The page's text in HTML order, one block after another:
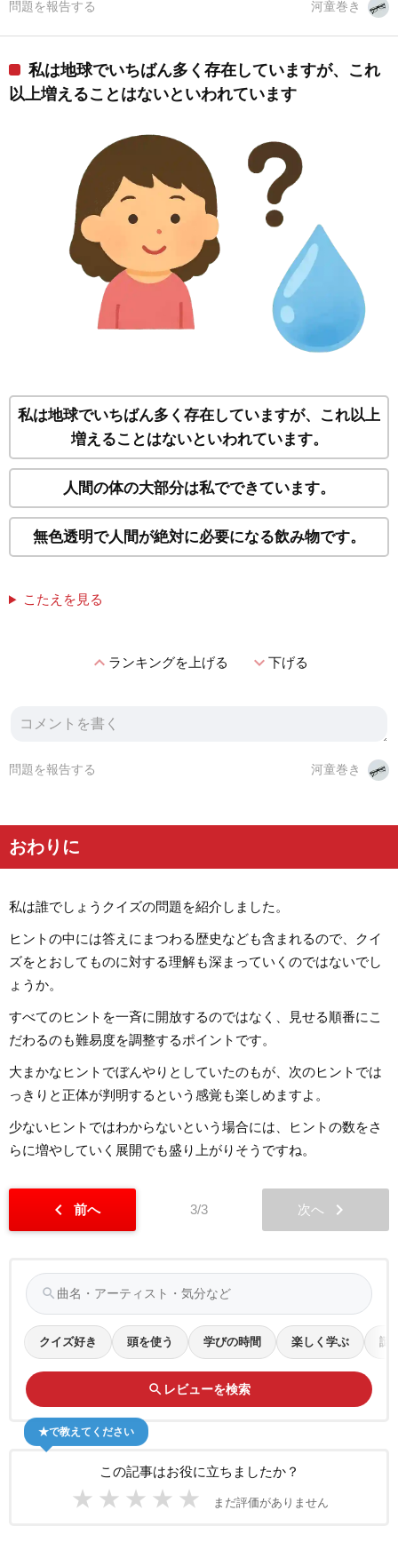
河童巻き
問題を報告する
私は地球でいちばん多く存在していますが、これ
以上増えることはないといわれています
私は地球でいちばん多く存在していますが、これ以上
増えることはないといわれています。
人間の体の大部分は私でできています。
無色透明で人間が絶対に必要になる飲み物です。
こたえを見る
expand_lessランキングを上げる expand_more下げる
河童巻き
問題を報告する
おわりに
私は誰でしょうクイズの問題を紹介しました。
ヒントの中には答えにまつわる歴史なども含まれるので、クイ
ズをとおしてものに対する理解も深まっていくのではないでし
ょうか。
すべてのヒントを一斉に開放するのではなく、見せる順番にこ
だわるのも難易度を調整するポイントです。
大まかなヒントでぼんやりとしていたのもが、次のヒントでは
っきりと正体が判明するという感覚も楽しめますよ。
少ないヒントではわからないという場合には、ヒントの数をさ
らに増やしていく展開でも盛り上がりそうですね。
chevron_left 前へ 3/3 次へ chevron_right
search
クイズ好き 頭を使う 学びの時間 楽しく学ぶ 謎
search レビューを検索
この記事はお役に立ちましたか？
★ ★ ★ ★ ★ まだ評価がありません
★で教えてください